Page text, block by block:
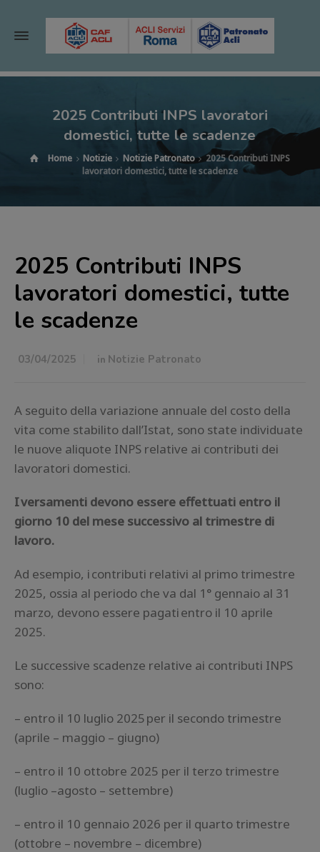
2025 Contributi INPS lavoratori
domestici, tutte le scadenze
Home Notizie Notizie Patronato
2025 Contributi INPS
lavoratori domestici, tutte le scadenze
2025 Contributi INPS
lavoratori domestici, tutte
le scadenze
03/04/2025 in Notizie Patronato
A seguito della variazione annuale del costo della
vita come stabilito dall’Istat, sono state individuate
le nuove aliquote INPS relative ai contributi dei
lavoratori domestici.
I versamenti devono essere effettuati entro il
giorno 10 del mese successivo al trimestre di
lavoro.
Ad esempio, i contributi relativi al primo trimestre
2025, ossia al periodo che va dal 1° gennaio al 31
marzo, devono essere pagati entro il 10 aprile
2025.
Le successive scadenze relative ai contributi INPS
sono:
– entro il 10 luglio 2025 per il secondo trimestre
(aprile – maggio – giugno)
– entro il 10 ottobre 2025 per il terzo trimestre
(luglio –agosto – settembre)
– entro il 10 gennaio 2026 per il quarto trimestre
(ottobre – novembre – dicembre)